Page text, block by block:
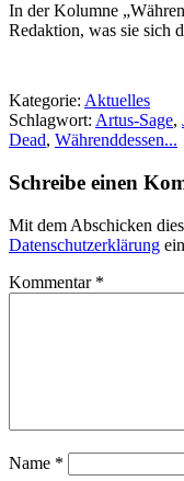
In der Kolumne
Redaktion, was sie sich
Kategorie: Aktuelles
Schlagwort: Artus-Sage,
Dead, Währenddessen...
Schreibe einen
Mit dem Abschicken
Datenschutzerklärung
Kommentar *
Name *